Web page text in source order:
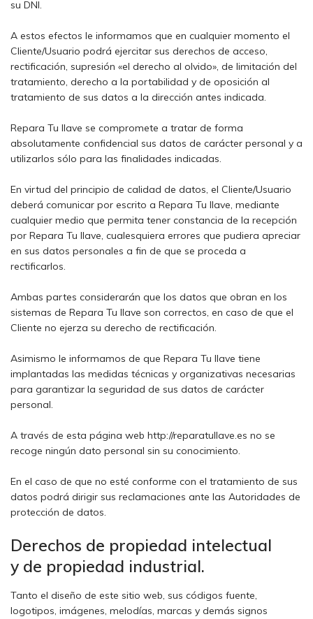
su DNI.
A estos efectos le informamos que en cualquier momento el
Cliente/Usuario podrá ejercitar sus derechos de acceso,
rectificación, supresión «el derecho al olvido», de limitación del
tratamiento, derecho a la portabilidad y de oposición al
tratamiento de sus datos a la dirección antes indicada.
Repara Tu llave se compromete a tratar de forma
absolutamente confidencial sus datos de carácter personal y a
utilizarlos sólo para las finalidades indicadas.
En virtud del principio de calidad de datos, el Cliente/Usuario
deberá comunicar por escrito a Repara Tu llave, mediante
cualquier medio que permita tener constancia de la recepción
por Repara Tu llave, cualesquiera errores que pudiera apreciar
en sus datos personales a fin de que se proceda a
rectificarlos.
Ambas partes considerarán que los datos que obran en los
sistemas de Repara Tu llave son correctos, en caso de que el
Cliente no ejerza su derecho de rectificación.
Asimismo le informamos de que Repara Tu llave tiene
implantadas las medidas técnicas y organizativas necesarias
para garantizar la seguridad de sus datos de carácter
personal.
A través de esta página web http://reparatullave.es no se
recoge ningún dato personal sin su conocimiento.
En el caso de que no esté conforme con el tratamiento de sus
datos podrá dirigir sus reclamaciones ante las Autoridades de
protección de datos.
Derechos de propiedad intelectual
y de propiedad industrial.
Tanto el diseño de este sitio web, sus códigos fuente,
logotipos, imágenes, melodías, marcas y demás signos